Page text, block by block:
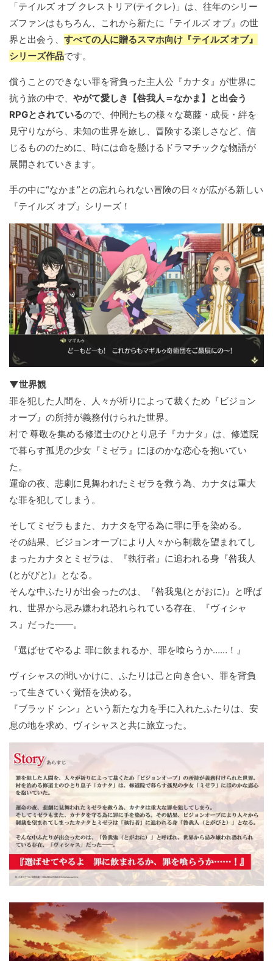
「テイルズ オブ クレストリア(テイクレ)」は、往年のシリー
ズファンはもちろん、これから新たに『テイルズ オブ』の世
界と出会う、 すべての人に贈るスマホ向け『テイルズ オブ』
シリーズ作品です。
償うことのできない罪を背負った主人公『カナタ』が世界に
抗う旅の中で、 やがて愛しき【咎我人＝なかま】と出会う
RPGとされているので、仲間たちの様々な葛藤・成長・絆を
見守りながら、未知の世界を旅し、冒険する楽しさなど、信
じるもののために、時には命を懸けるドラマチックな物語が
展開されていきます。
手の中に“なかま”との忘れられない冒険の日々が広がる新しい
『テイルズ オブ』シリーズ！
▼世界観
罪を犯した人間を、人々が祈りによって裁くため『ビジョン
オーブ』の所持が義務付けられた世界。
村で 尊敬を集める修道士のひとり息子『カナタ』は、修道院
で暮らす孤児の少女『ミゼラ』にほのかな恋心を抱いてい
た。
運命の夜、悲劇に見舞われたミゼラを救う為、カナタは重大
な罪を犯してしまう。
そしてミゼラもまた、カナタを守る為に罪に手を染める。
その結果、ビジョンオーブにより人々から制裁を望まれてし
まったカナタとミゼラは、『執行者』に追われる身『咎我人
(とがびと)』となる。
そんな中ふたりが出会ったのは、『咎我鬼(とがおに)』と呼ば
れ、世界から忌み嫌われ恐れられている存在、『ヴィシャ
ス』だった――。
『選ばせてやるよ 罪に飲まれるか、罪を喰らうか……！』
ヴィシャスの問いかけに、ふたりは己と向き合い、罪を背負
って生きていく覚悟を決める。
『ブラッド シン』という新たな力を手に入れたふたりは、安
息の地を求め、ヴィシャスと共に旅立った。